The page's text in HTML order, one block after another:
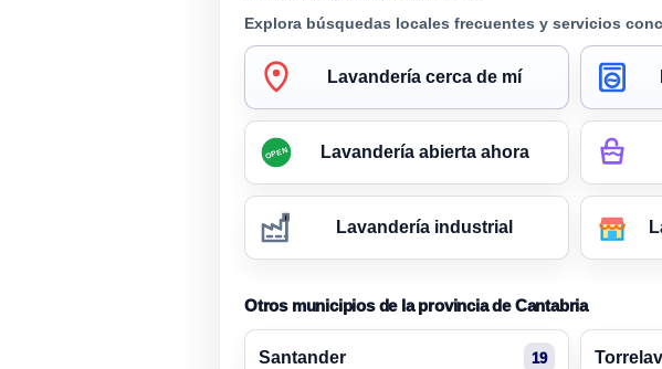
Explora búsquedas locales frecuentes y servicios
Lavandería cerca de mí
OPEN Lavandería abierta ahora
Lavandería industrial
Otros municipios de la provincia de Cantabria
Santander 19